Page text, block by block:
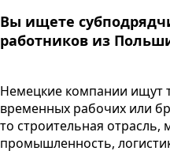
Вы ищете
работников из
Немецкие компании ищут
временных рабочих или
то строительная отрасль,
промышленность,